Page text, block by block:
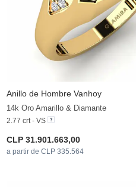
Anillo de Hombre Vanhoy
14k Oro Amarillo & Diamante
2.77 crt - VS
CLP 31.901.663,00
a partir de CLP 335.564